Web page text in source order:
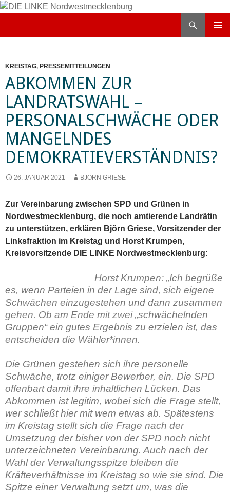
Zum
KREISTAG, PRESSEMITTEILUNGEN
ABKOMMEN ZUR
LANDRATSWAHL –
PERSONALSCHWÄCHE ODER
MANGELNDES
DEMOKRATIEVERSTÄNDNIS?
26. JANUAR 2021 BJÖRN GRIESE
Zur Vereinbarung zwischen SPD und Grünen in
Nordwestmecklenburg, die noch amtierende Landrätin
zu unterstützen, erklären Björn Griese, Vorsitzender der
Linksfraktion im Kreistag und Horst Krumpen,
Kreisvorsitzende DIE LINKE Nordwestmecklenburg:
Horst Krumpen: „Ich begrüße
es, wenn Parteien in der Lage sind, sich eigene
Schwächen einzugestehen und dann zusammen
gehen. Ob am Ende mit zwei „schwächelnden
Gruppen“ ein gutes Ergebnis zu erzielen ist, das
entscheiden die Wähler*innen.
Die Grünen gestehen sich ihre personelle
Schwäche, trotz einiger Bewerber, ein. Die SPD
offenbart damit ihre inhaltlichen Lücken. Das
Abkommen ist legitim, wobei sich die Frage stellt,
wer schließt hier mit wem etwas ab. Spätestens
im Kreistag stellt sich die Frage nach der
Umsetzung der bisher von der SPD noch nicht
unterzeichneten Vereinbarung. Auch nach der
Wahl der Verwaltungsspitze bleiben die
Kräfteverhältnisse im Kreistag so wie sie sind. Die
Spitze einer Verwaltung setzt um, was die